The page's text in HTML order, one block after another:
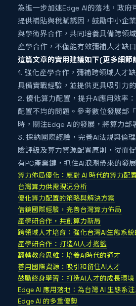
為進一步加速Edge AI的落地，政府
提供補貼與稅賦誘因，鼓勵中小企
與學術界合作，共同培養具備跨領
產學合作，不僅能有效彌補人才缺
這篇文章的實用建議如下(更多細節
1. 強化產學合作，彌補跨領域人才
具備實戰經驗，並提供更具吸引力
2. 優化算力配置，提升AI應用效率
配置不均的問題。參考數位發展部
時，關注Edge AI的發展，將算力
3. 採納國際經驗，完善AI法規與倫
險評級及算力資源配置原則，從而
有PC產業鏈，抓住AI浪潮帶來的發
算力佈局優化：應對 AI 時代的算力配
台灣算力供需現況分析
優化算力配置的策略與解決方案
借鏡國際經驗，完善台灣算力佈局
產學研合作，共創算力新局
跨領域人才培育：強化台灣AI生態系統
產學研合作：打造AI人才搖籃
翻轉教育思維：培養AI時代的通才
善用國際資源：吸引和留住AI人才
鼓勵終身學習：打造AI人才的成長環境
Edge AI 應用落地：為台灣 AI 生態系
Edge AI 的多重優勢